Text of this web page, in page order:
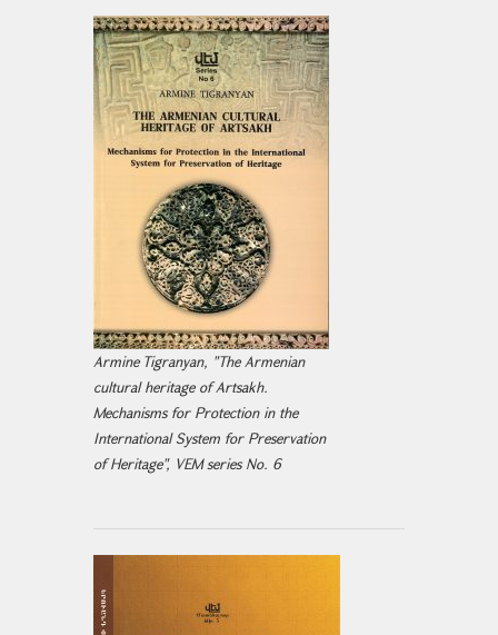
Armine Tigranyan, "The Armenian
cultural heritage of Artsakh.
Mechanisms for Protection in the
International System for Preservation
of Heritage", VEM series No. 6